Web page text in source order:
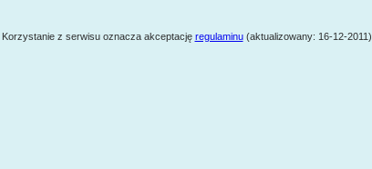
Korzystanie z serwisu oznacza akceptację regulaminu(aktualizowany: 16-12-2011).